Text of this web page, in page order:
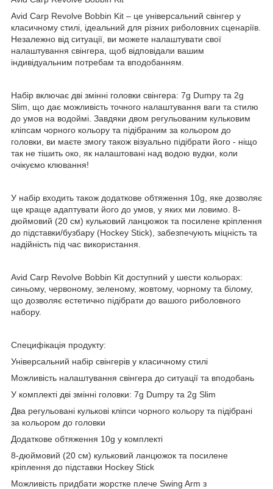
Avid Carp Revolve Bobbin Kit – це універсальний свінгер у
класичному стилі, ідеальний для різних риболовних сценаріїв.
Незалежно від ситуації, ви можете налаштувати свої
налаштування свінгера, щоб відповідали вашим
індивідуальним потребам та вподобанням.
Набір включає дві змінні головки свінгера: 7g Dumpy та 2g
Slim, що дає можливість точного налаштування ваги та стилю
до умов на водоймі. Завдяки двом регульованим кульковим
кліпсам чорного кольору та підібраним за кольором до
головки, ви маєте змогу також візуально підібрати його - ніщо
так не тішить око, як налаштовані над водою вудки, коли
очікуємо клювання!
У набір входить також додаткове обтяження 10g, яке дозволяє
ще краще адаптувати його до умов, у яких ми ловимо. 8-
дюймовий (20 см) кульковий ланцюжок та посилене кріплення
до підставки/бузбару (Hockey Stick), забезпечують міцність та
надійність під час використання.
Avid Carp Revolve Bobbin Kit доступний у шести кольорах:
синьому, червоному, зеленому, жовтому, чорному та білому,
що дозволяє естетично підібрати до вашого риболовного
набору.
Специфікація продукту:
Універсальний набір свінгерів у класичному стилі
Можливість налаштування свінгера до ситуації та вподобань
У комплекті дві змінні головки: 7g Dumpy та 2g Slim
Два регульовані кулькові кліпси чорного кольору та підібрані
за кольором до головки
Додаткове обтяження 10g у комплекті
8-дюймовий (20 см) кульковий ланцюжок та посилене
кріплення до підставки Hockey Stick
Можливість придбати жорстке плече Swing Arm з